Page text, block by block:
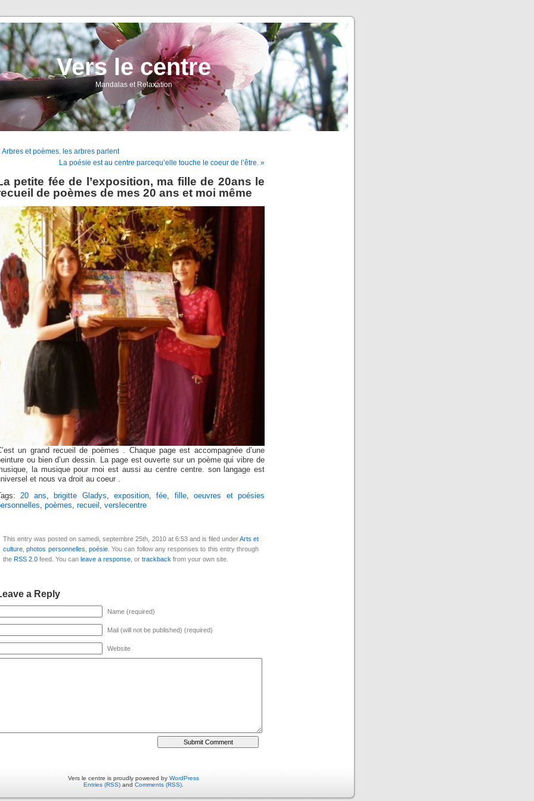
Vers le centre
Mandalas et Relaxation
Arbres et poèmes. les arbres parlent
La poésie est au centre parcequ’elle touche le coeur de l’être. »
petite fée de l’exposition, ma fille de 20ans le
de poèmes de mes 20 ans et moi même
un grand recueil de poèmes . Chaque page est accompagnée d’une
ou bien d’un dessin. La page est ouverte sur un poème qui vibre de
la musique pour moi est aussi au centre centre. son langage est
et nous va droit au coeur .
20 ans, brigitte Gladys,exposition,fée, fille,oeuvres et poésies
, poèmes, recueil , verslecentre
This entry was posted on samedi, septembre 25th, 2010 at 6:53 and is filed underArts et
culture,photos personnelles, poésie. You can follow any responses to this entry through
the RSS 2.0 feed. You can leave a response, or trackback from your own site.
a Reply
Name (required)
Mail (will not be published) (required)
Website
Vers le centre is proudly powered by WordPress
Entries (RSS) and Comments (RSS).